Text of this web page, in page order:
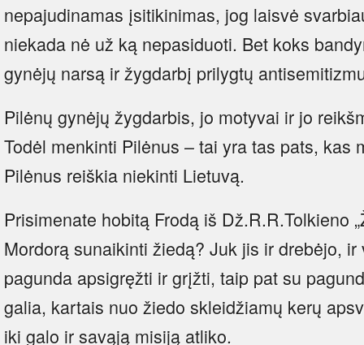
nepajudinamas įsitikinimas, jog laisvė
niekada nė už ką nepasiduoti. Bet koks
gynėjų narsą ir žygdarbį prilygtų
Pilėnų gynėjų žygdarbis, jo motyvai ir jo
Todėl menkinti Pilėnus – tai yra tas pats, kas
Pilėnus reiškia niekinti Lietuvą.
Prisimenate hobitą Frodą iš Dž.R.R.Tolkieno
Mordorą sunaikinti žiedą? Juk jis ir drebėjo,
pagunda apsigręžti ir grįžti, taip pat su
galia, kartais nuo žiedo skleidžiamų kerų
iki galo ir savąją misiją atliko.